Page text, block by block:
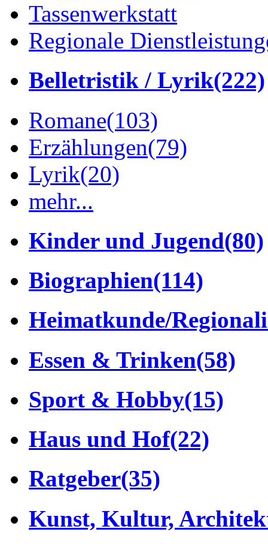
Tassenwerkstatt
Regionale
Belletristik / Lyrik(222)
Romane(103)
Erzählungen(79)
Lyrik(20)
mehr...
Kinder und Jugend(80)
Biographien(114)
Heimatkunde/
Essen & Trinken(58)
Sport & Hobby(15)
Haus und Hof(22)
Ratgeber(35)
Kunst, Kultur,